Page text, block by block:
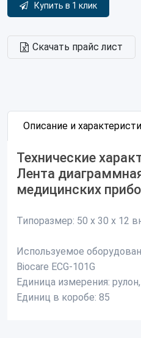
Купить в 1 клик
Скачать прайс лист
Описание и
Технические
Лента
медицинских
Типоразмер: 50 х 30 х 12
Используемое
Biocare ECG-101G
Единица измерения: р
Единиц в коробе: 85